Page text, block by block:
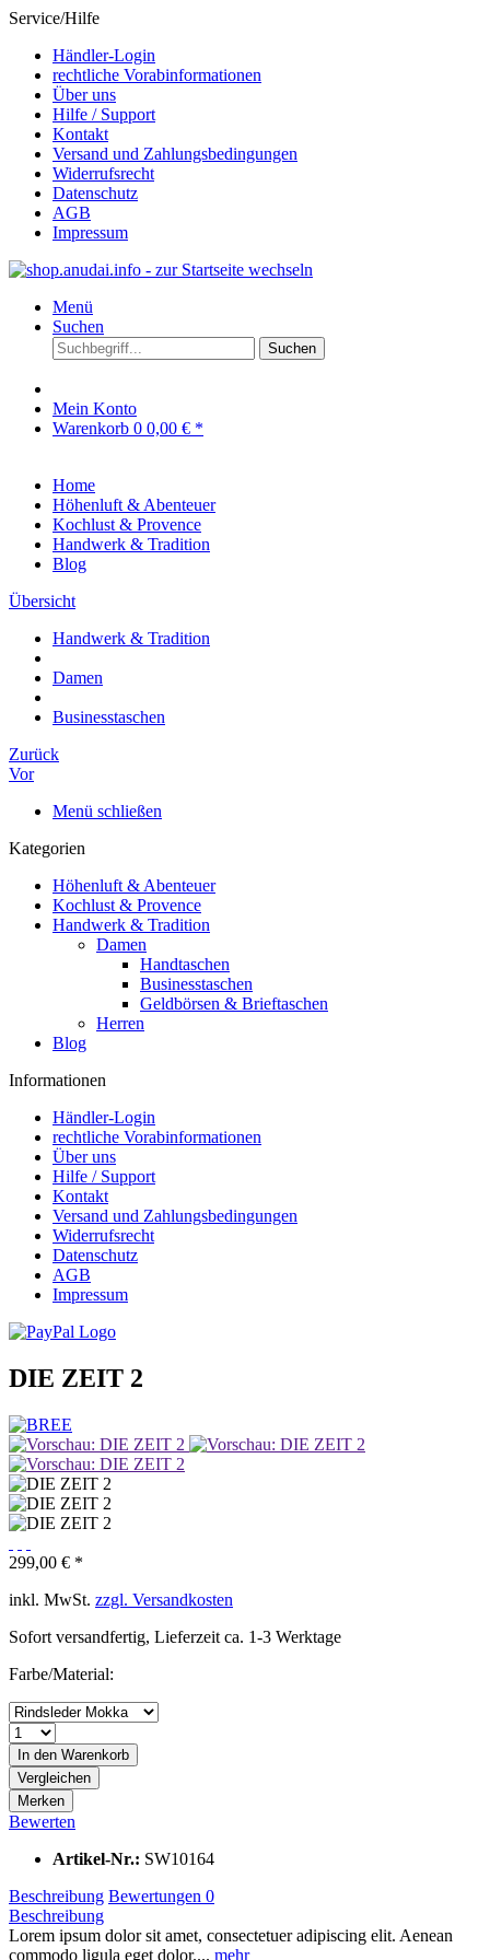
Service/Hilfe
Händler-Login
rechtliche Vorabinformationen
Über uns
Hilfe / Support
Kontakt
Versand und Zahlungsbedingungen
Widerrufsrecht
Datenschutz
AGB
Impressum
Menü
Suchen
Suchen
Mein Konto
Warenkorb 0 0,00 € *
Home
Höhenluft & Abenteuer
Kochlust & Provence
Handwerk & Tradition
Blog
Übersicht
Handwerk & Tradition
Damen
Businesstaschen
Zurück
Vor
Menü schließen
Kategorien
Höhenluft & Abenteuer
Kochlust & Provence
Handwerk & Tradition
Damen
Handtaschen
Businesstaschen
Geldbörsen & Brieftaschen
Herren
Blog
Informationen
Händler-Login
rechtliche Vorabinformationen
Über uns
Hilfe / Support
Kontakt
Versand und Zahlungsbedingungen
Widerrufsrecht
Datenschutz
AGB
Impressum
DIE ZEIT 2
299,00 € *
inkl. MwSt. zzgl. Versandkosten
Sofort versandfertig, Lieferzeit ca. 1-3 Werktage
Farbe/Material:
In den Warenkorb
Vergleichen
Merken
Bewerten
Artikel-Nr.: SW10164
Beschreibung Bewertungen 0
Beschreibung
Lorem ipsum dolor sit amet, consectetuer adipiscing elit. Aenean
commodo ligula eget dolor.... mehr